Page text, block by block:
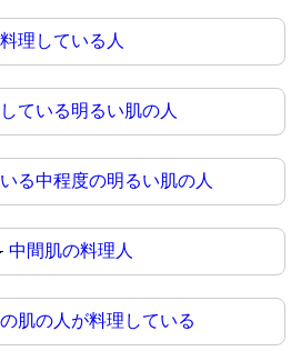
料理している人
ている明るい肌の人
る中程度の明るい肌の人
中間肌の料理人
肌の人が料理している